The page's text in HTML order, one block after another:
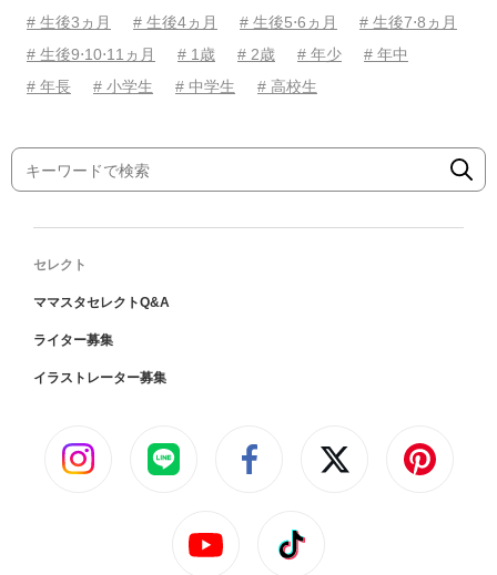
# 生後3ヵ月
# 生後4ヵ月 # 生後5⋅6ヵ月
# 生後7⋅8ヵ月
# 生後9⋅10⋅11ヵ月
# 1歳 # 2歳 # 年少
# 年中
# 年長
# 小学生 # 中学生 # 高校生
セレクト
ママスタセレクトQ&A
ライター募集
イラストレーター募集